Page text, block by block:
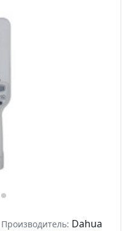
Производитель: Dahua